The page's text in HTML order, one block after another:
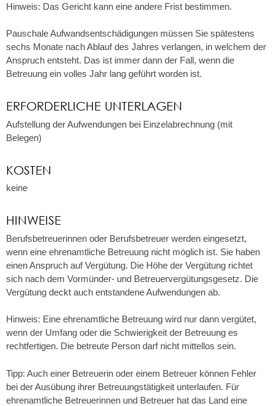
Hinweis: Das Gericht kann eine andere Frist bestimmen.
Pauschale Aufwandsentschädigungen müssen Sie spätestens
sechs Monate nach Ablauf des Jahres verlangen, in welchem der
Anspruch entsteht. Das ist immer dann der Fall, wenn die
Betreuung ein volles Jahr lang geführt worden ist.
ERFORDERLICHE UNTERLAGEN
Aufstellung der Aufwendungen bei Einzelabrechnung (mit
Belegen)
KOSTEN
keine
HINWEISE
Berufsbetreuerinnen oder Berufsbetreuer werden eingesetzt,
wenn eine ehrenamtliche Betreuung nicht möglich ist. Sie haben
einen Anspruch auf Vergütung. Die Höhe der Vergütung richtet
sich nach dem Vormünder- und Betreuervergütungsgesetz. Die
Vergütung deckt auch entstandene Aufwendungen ab.
Hinweis: Eine ehrenamtliche Betreuung wird nur dann vergütet,
wenn der Umfang oder die Schwierigkeit der Betreuung es
rechtfertigen. Die betreute Person darf nicht mittellos sein.
Tipp: Auch einer Betreuerin oder einem Betreuer können Fehler
bei der Ausübung ihrer Betreuungstätigkeit unterlaufen. Für
ehrenamtliche Betreuerinnen und Betreuer hat das Land eine